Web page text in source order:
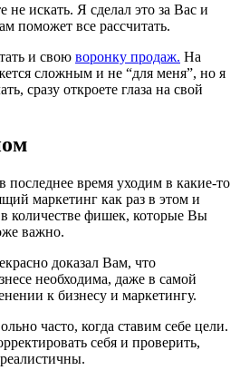
искать. Я сделал это за Вас и
поможет все рассчитать.
и свою воронку продаж. На
сложным и не “для меня”, но я
сразу откроете глаза на свой
последнее время уходим в какие-то
маркетинг как раз в этом и
количестве фишек, которые Вы
важно.
доказал Вам, что
необходима, даже в самой
к бизнесу и маркетингу.
часто, когда ставим себе цели.
себя и проверить,